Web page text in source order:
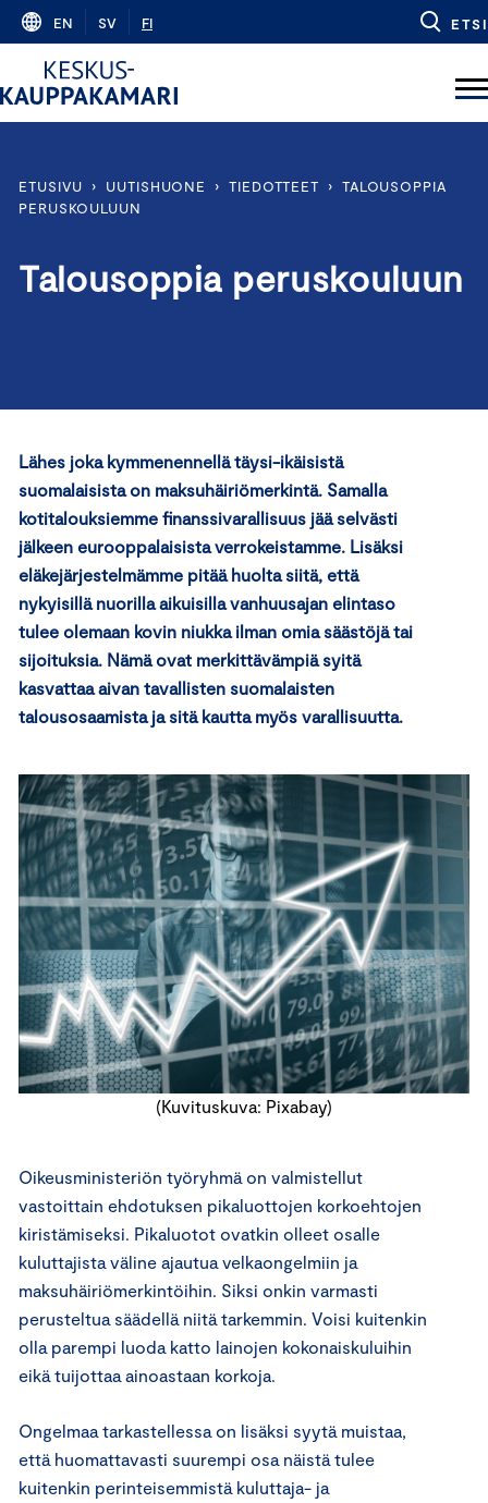
Skip
content
EN SV FI ETSI
ETUSIVU › UUTISHUONE › TIEDOTTEET › TALOUSOPPIA
PERUSKOULUUN
Talousoppia peruskouluun
Lähes joka kymmenennellä täysi-ikäisistä
suomalaisista on maksuhäiriömerkintä. Samalla
kotitalouksiemme finanssivarallisuus jää selvästi
jälkeen eurooppalaisista verrokeistamme. Lisäksi
eläkejärjestelmämme pitää huolta siitä, että
nykyisillä nuorilla aikuisilla vanhuusajan elintaso
tulee olemaan kovin niukka ilman omia säästöjä tai
sijoituksia. Nämä ovat merkittävämpiä syitä
kasvattaa aivan tavallisten suomalaisten
talousosaamista ja sitä kautta myös varallisuutta.
(Kuvituskuva: Pixabay)
Oikeusministeriön työryhmä on valmistellut
vastoittain ehdotuksen pikaluottojen korkoehtojen
kiristämiseksi. Pikaluotot ovatkin olleet osalle
kuluttajista väline ajautua velkaongelmiin ja
maksuhäiriömerkintöihin. Siksi onkin varmasti
perusteltua säädellä niitä tarkemmin. Voisi kuitenkin
olla parempi luoda katto lainojen kokonaiskuluihin
eikä tuijottaa ainoastaan korkoja.
Ongelmaa tarkastellessa on lisäksi syytä muistaa,
että huomattavasti suurempi osa näistä tulee
kuitenkin perinteisemmistä kuluttaja- ja